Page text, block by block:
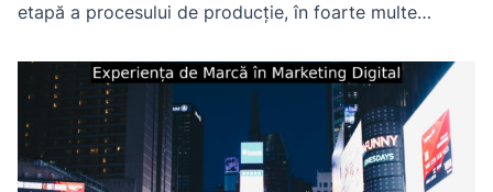
etapă a procesului de producție, în foarte multe
disponibilă în forma sa pură și sigură. De aceea,
tratarea apei în industrie a devenit o necesitate
prioritară pentru asigurarea calității produselor și […]